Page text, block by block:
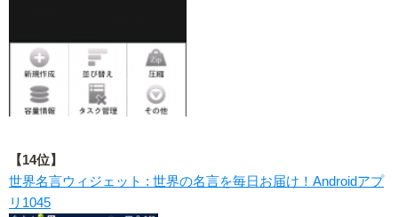
【14位】
世界名言ウィジェット : 世界の名言を毎日お届け！Androidアプ
リ1045